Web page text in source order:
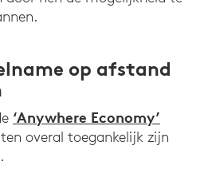
op afstand
‘Anywhere Economy’
overal toegankelijk zijn